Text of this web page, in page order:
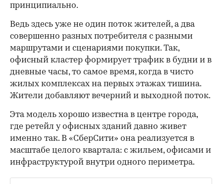
принципиально.
Ведь здесь уже не один поток жителей, а два
совершенно разных потребителя с разными
маршрутами и сценариями покупки. Так,
офисный кластер формирует трафик в будни и в
дневные часы, то самое время, когда в чисто
жилых комплексах на первых этажах тишина.
Жители добавляют вечерний и выходной поток.
Эта модель хорошо известна в центре города,
где ретейл у офисных зданий давно живет
именно так. В «СберСити» она реализуется в
масштабе целого квартала: с жильем, офисами и
инфраструктурой внутри одного периметра.